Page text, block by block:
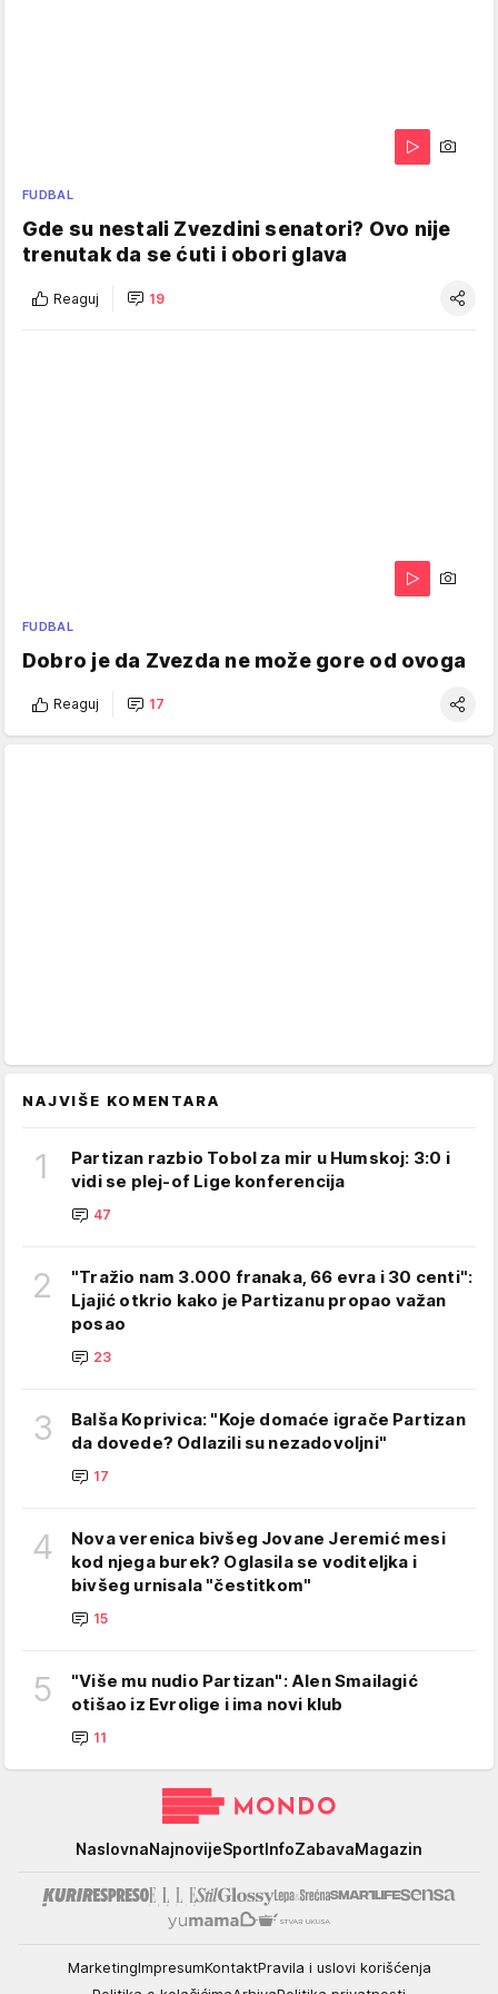
FUDBAL
Gde su nestali Zvezdini senatori? Ovo nije
trenutak da se ćuti i obori glava
Reaguj 19
FUDBAL
Dobro je da Zvezda ne može gore od ovoga
Reaguj 17
NAJVIŠE KOMENTARA
1
Partizan razbio Tobol za mir u Humskoj: 3:0 i
vidi se plej-of Lige konferencija
47
2
"Tražio nam 3.000 franaka, 66 evra i 30 centi":
Ljajić otkrio kako je Partizanu propao važan
posao
23
3
Balša Koprivica: "Koje domaće igrače Partizan
da dovede? Odlazili su nezadovoljni"
17
4
Nova verenica bivšeg Jovane Jeremić mesi
kod njega burek? Oglasila se voditeljka i
bivšeg urnisala "čestitkom"
15
5
"Više mu nudio Partizan": Alen Smailagić
otišao iz Evrolige i ima novi klub
11
NaslovnaNajnovijeSportInfoZabavaMagazin
MarketingImpresumKontaktPravila i uslovi korišćenja